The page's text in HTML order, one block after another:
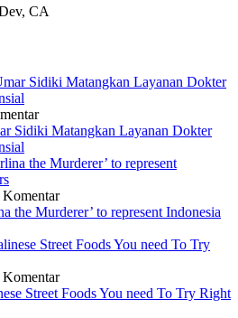
CA
Sidiki Matangkan Layanan Dokter
Komentar
the Murderer’ to represent Indonesia
Komentar
Street Foods You need To Try Right